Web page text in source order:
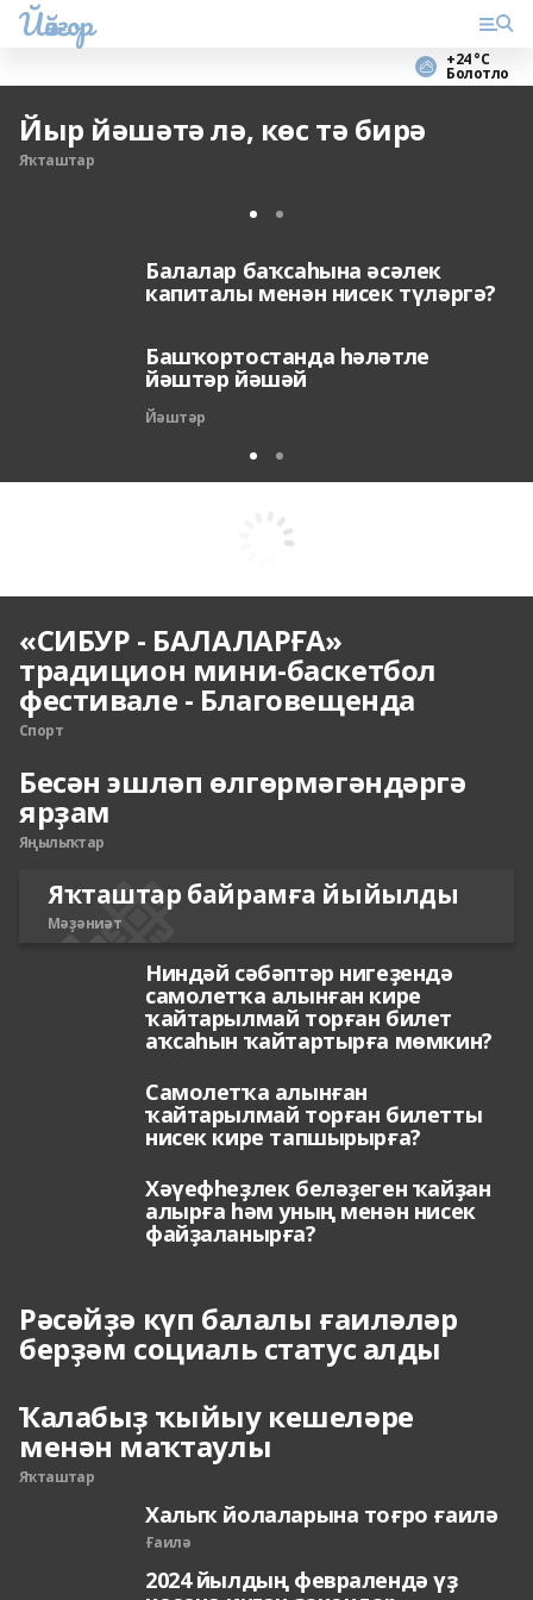
Йәйғор
+24 °С
Болотло
Йыр йәшәтә лә, көс тә бирә
Яҡташтар
Балалар баҡсаһына әсәлек
капиталы менән нисек түләргә?
Башҡортостанда һәләтле
йәштәр йәшәй
Йәштәр
«СИБУР - БАЛАЛАРҒА»
традицион мини-баскетбол
фестивале - Благовещенда
Спорт
Бесән эшләп өлгөрмәгәндәргә
ярҙам
Яңылыҡтар
Яҡташтар байрамға йыйылды
Мәҙәниәт
Ниндәй сәбәптәр нигеҙендә
самолетҡа алынған кире
ҡайтарылмай торған билет
аҡсаһын ҡайтартырға мөмкин?
Самолетҡа алынған
ҡайтарылмай торған билетты
нисек кире тапшырырға?
Хәүефһеҙлек беләҙеген ҡайҙан
алырға һәм уның менән нисек
файҙаланырға?
Рәсәйҙә күп балалы ғаиләләр
берҙәм социаль статус алды
Ҡалабыҙ ҡыйыу кешеләре
менән маҡтаулы
Яҡташтар
Халыҡ йолаларына тоғро ғаилә
Ғаилә
2024 йылдың февралендә үҙ